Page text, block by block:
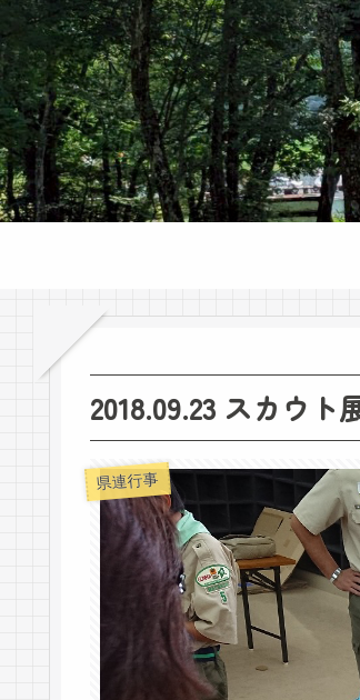
2018.09.23 スカウト
県連行事